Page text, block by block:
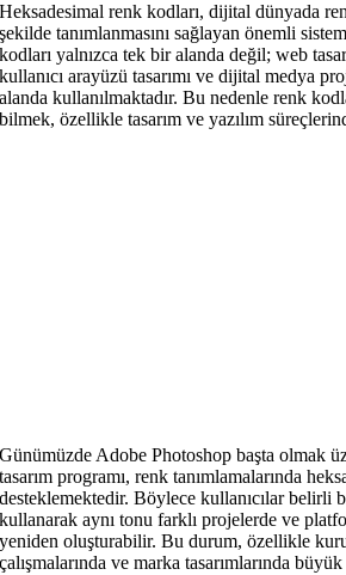
Heksadesimal renk kodları, dijital dünyada
şekilde tanımlanmasını sağlayan önemli
kodları yalnızca tek bir alanda değil; web
kullanıcı arayüzü tasarımı ve dijital medya
alanda kullanılmaktadır. Bu nedenle renk
bilmek, özellikle tasarım ve yazılım
Günümüzde Adobe Photoshop başta olmak
tasarım programı, renk tanımlamalarında
desteklemektedir. Böylece kullanıcılar
kullanarak aynı tonu farklı projelerde ve
yeniden oluşturabilir. Bu durum, özellikle
çalışmalarında ve marka tasarımlarında büyük